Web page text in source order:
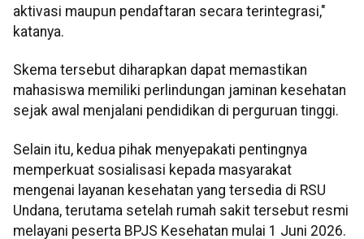
aktivasi maupun pendaftaran secara terintegrasi,"
katanya.
Skema tersebut diharapkan dapat memastikan
mahasiswa memiliki perlindungan jaminan kesehatan
sejak awal menjalani pendidikan di perguruan tinggi.
Selain itu, kedua pihak menyepakati pentingnya
memperkuat sosialisasi kepada masyarakat
mengenai layanan kesehatan yang tersedia di RSU
Undana, terutama setelah rumah sakit tersebut resmi
melayani peserta BPJS Kesehatan mulai 1 Juni 2026.